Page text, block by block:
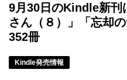
9月30日のKindle新刊
さん（８）」「忘却
352冊
Kindle発売情報